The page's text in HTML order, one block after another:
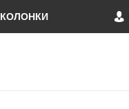
КОЛОНКИ